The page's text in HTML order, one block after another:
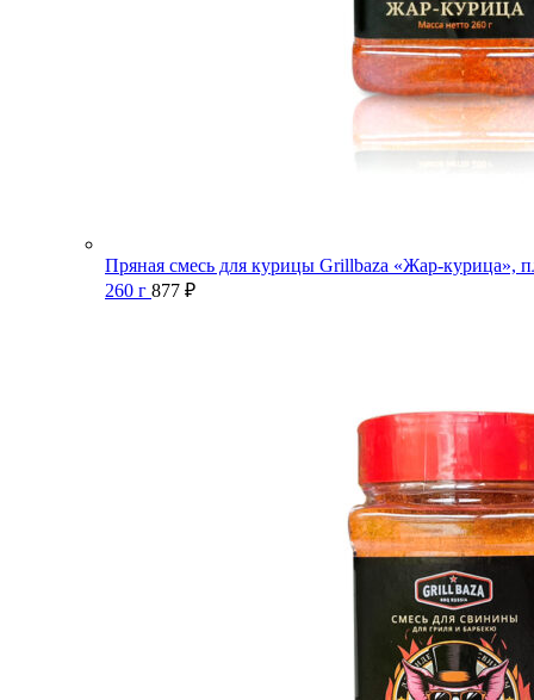
Пряная смесь для курицы Grillbaza «Жар-курица»,
260 г 877 ₽